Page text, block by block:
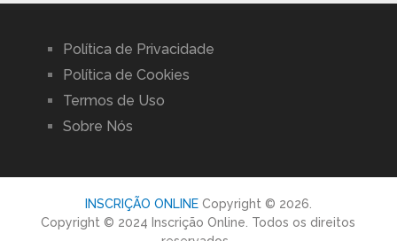
Política de Privacidade
Política de Cookies
Termos de Uso
Sobre Nós
INSCRIÇÃO ONLINECopyright © 2026.
Copyright © 2024 Inscrição Online. Todos os direitos